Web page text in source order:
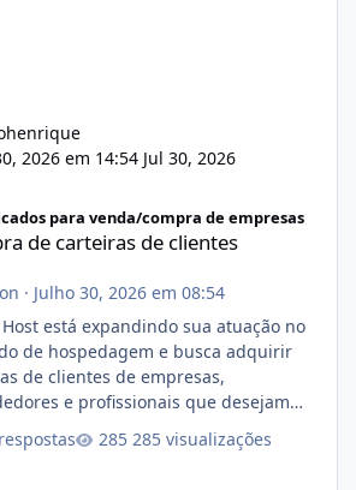
2026 em 14:54 Jul 30, 2026
para venda/compra de empresas
de carteiras de clientes
· Julho 30, 2026 em 08:54
Host está expandindo sua atuação no
de hospedagem e busca adquirir
de clientes de empresas,
e profissionais que desejam
Se você possui clientes ativos de
285 visualizações